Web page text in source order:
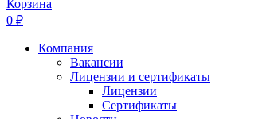
Корзина
0 ₽
Компания
Вакансии
Лицензии и сертификаты
Лицензии
Сертификаты